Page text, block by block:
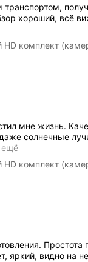
транспортом,
хороший, всё
комплект
мне жизнь.
солнечные
ещё
комплект
яркий, видно на